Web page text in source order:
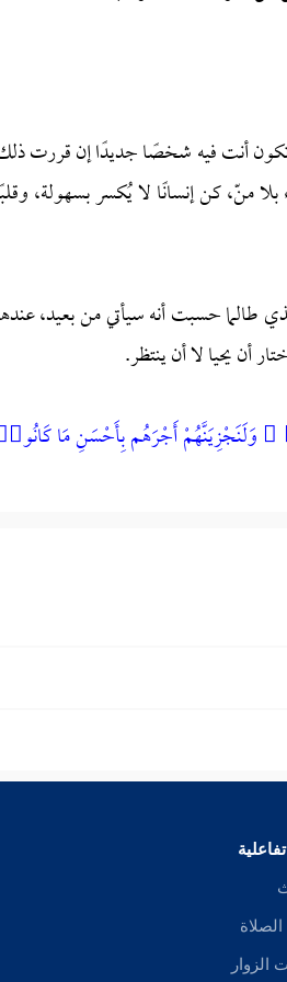
أنت فيه شخصًا جديدًا إن قررت
منّ، كن إنسانًا لا يُكسر بسهولة،
طالما حسبت أنه سيأتي من بعيد،
أن يحيا لا أن ينتظر.
أَجْرَهُم بِأَحْسَنِ مَا
الزوار